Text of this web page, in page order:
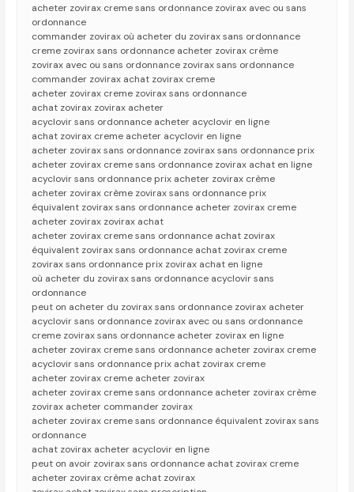
acheter zovirax creme sans ordonnance zovirax avec ou sans
ordonnance
commander zovirax où acheter du zovirax sans ordonnance
creme zovirax sans ordonnance acheter zovirax crème
zovirax avec ou sans ordonnance zovirax sans ordonnance
commander zovirax achat zovirax creme
acheter zovirax creme zovirax sans ordonnance
achat zovirax zovirax acheter
acyclovir sans ordonnance acheter acyclovir en ligne
achat zovirax creme acheter acyclovir en ligne
acheter zovirax sans ordonnance zovirax sans ordonnance prix
acheter zovirax creme sans ordonnance zovirax achat en ligne
acyclovir sans ordonnance prix acheter zovirax crème
acheter zovirax crème zovirax sans ordonnance prix
équivalent zovirax sans ordonnance acheter zovirax creme
acheter zovirax zovirax achat
acheter zovirax creme sans ordonnance achat zovirax
équivalent zovirax sans ordonnance achat zovirax creme
zovirax sans ordonnance prix zovirax achat en ligne
où acheter du zovirax sans ordonnance acyclovir sans
ordonnance
peut on acheter du zovirax sans ordonnance zovirax acheter
acyclovir sans ordonnance zovirax avec ou sans ordonnance
creme zovirax sans ordonnance acheter zovirax en ligne
acheter zovirax creme sans ordonnance acheter zovirax creme
acyclovir sans ordonnance prix achat zovirax creme
acheter zovirax creme acheter zovirax
acheter zovirax creme sans ordonnance acheter zovirax crème
zovirax acheter commander zovirax
acheter zovirax creme sans ordonnance équivalent zovirax sans
ordonnance
achat zovirax acheter acyclovir en ligne
peut on avoir zovirax sans ordonnance achat zovirax creme
acheter zovirax crème achat zovirax